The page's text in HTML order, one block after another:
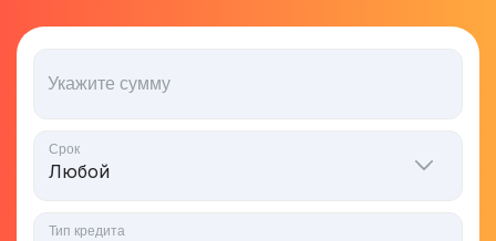
Укажите сумму
Срок
Тип кредита